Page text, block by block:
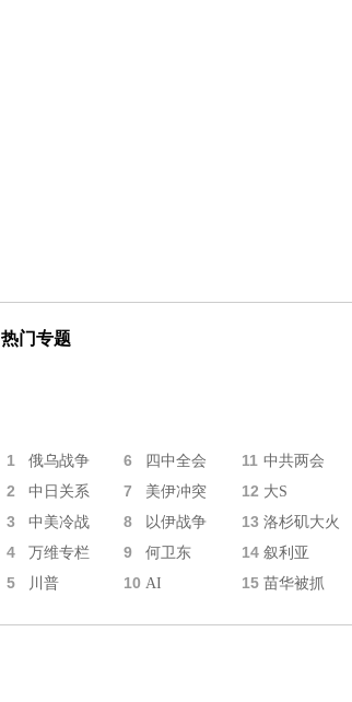
热门专题
1 俄乌战争 6 四中全会 11 中共两会
2 中日关系 7 美伊冲突 12 大S
3 中美冷战 8 以伊战争 13 洛杉矶大火
4 万维专栏 9 何卫东 14 叙利亚
5 川普 10 AI 15 苗华被抓